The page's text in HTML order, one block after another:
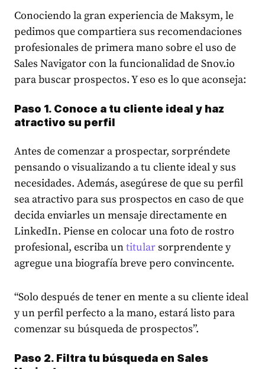
Conociendo la gran experiencia de Maksym, le
pedimos que compartiera sus recomendaciones
profesionales de primera mano sobre el uso de
Sales Navigator con la funcionalidad de Snov.io
para buscar prospectos. Y eso es lo que aconseja:
Paso 1. Conoce a tu cliente ideal y haz
atractivo su perfil
Antes de comenzar a prospectar, sorpréndete
pensando o visualizando a tu cliente ideal y sus
necesidades. Además, asegúrese de que su perfil
sea atractivo para sus prospectos en caso de que
decida enviarles un mensaje directamente en
LinkedIn. Piense en colocar una foto de rostro
profesional, escriba untitularsorprendente y
agregue una biografía breve pero convincente.
“Solo después de tener en mente a su cliente ideal
y un perfil perfecto a la mano, estará listo para
comenzar su búsqueda de prospectos”.
Paso 2. Filtra tu búsqueda en Sales